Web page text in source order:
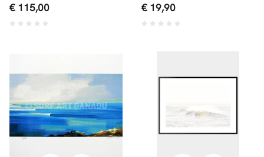
€ 115,00 € 19,90